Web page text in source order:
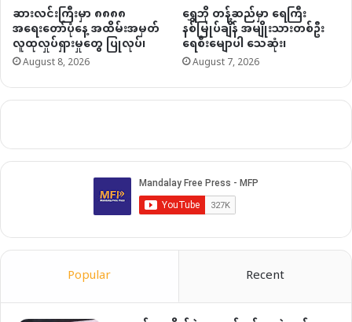
ဆားလင်းကြီးမှာ ၈၈၈၈
အရေးတော်ပုံနေ့ အထိမ်းအမှတ်
လူထုလှုပ်ရှားမှုတွေ ပြုလုပ်၊
August 8, 2026
ရွှေဘို တန့်ဆည်မှာ ရေကြီး
နစ်မြုပ်ချိန် အမျိုးသားတစ်ဦး
ရေစီးမျောပါ သေဆုံး၊
August 7, 2026
Popular Recent